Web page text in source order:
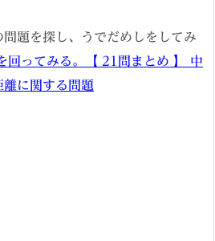
題を探し、うでだめしをしてみ
回ってみる。【 21問まとめ 】 中
に関する問題